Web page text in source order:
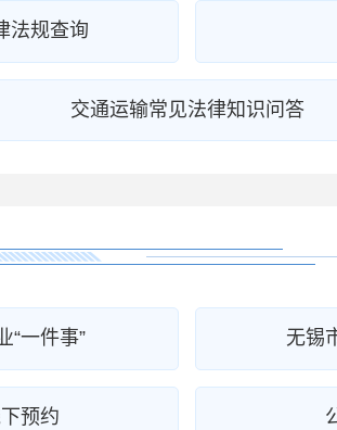
法规查询
交通运输常见法律知识问答
“一件事” 无锡
预约